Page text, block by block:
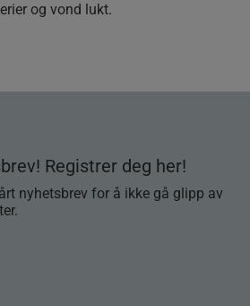
og vond lukt.
Registrer deg her!
nyhetsbrev for å ikke gå glipp av